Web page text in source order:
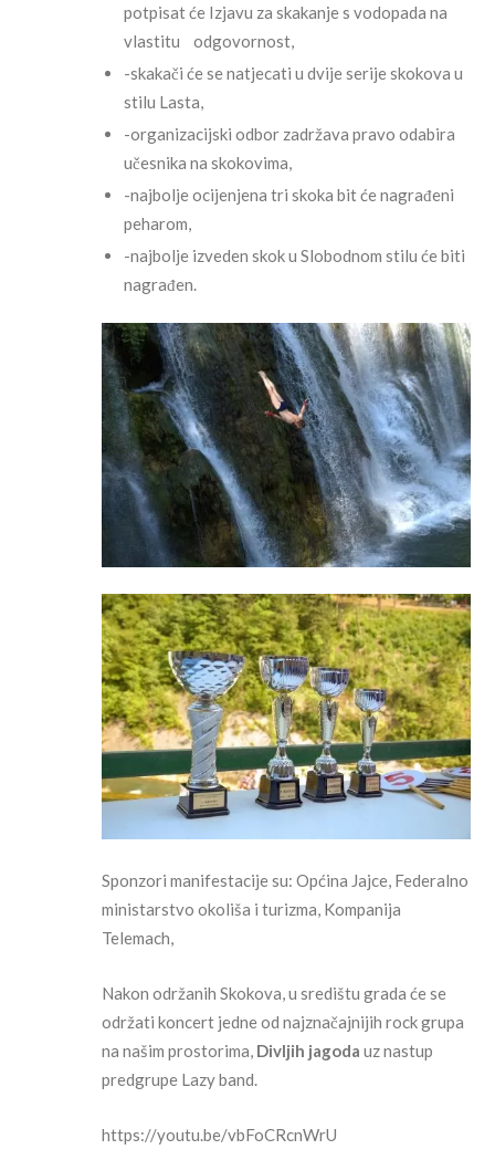
potpisat će Izjavu za skakanje s vodopada na
vlastitu odgovornost,
-skakači će se natjecati u dvije serije skokova u
stilu Lasta,
-organizacijski odbor zadržava pravo odabira
učesnika na skokovima,
-najbolje ocijenjena tri skoka bit će nagrađeni
peharom,
-najbolje izveden skok u Slobodnom stilu će biti
nagrađen.
Sponzori manifestacije su: Općina Jajce, Federalno
ministarstvo okoliša i turizma, Kompanija
Telemach,
Nakon održanih Skokova, u središtu grada će se
održati koncert jedne od najznačajnijih rock grupa
na našim prostorima, Divljih jagoda uz nastup
predgrupe Lazy band.
https://youtu.be/vbFoCRcnWrU